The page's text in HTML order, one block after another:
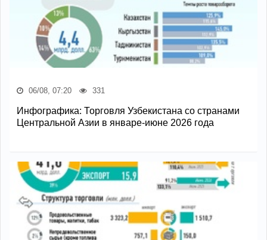
06/08, 07:20 331
Инфографика: Торговля Узбекистана со странами
Центральной Азии в январе-июне 2026 года